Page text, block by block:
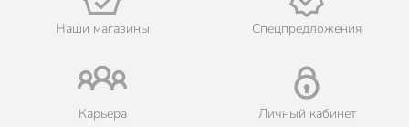
Техническая информация
28 см
6.4 мм
Наши магазины Спецпредложения
Карьера Личный кабинет